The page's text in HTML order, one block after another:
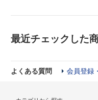
最近チェックした
よくある質問 会員登録